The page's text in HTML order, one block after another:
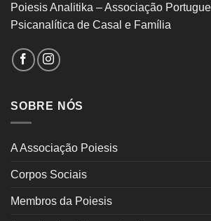
Poiesis Analitika – Associação
Psicanalítica de Casal e Família
SOBRE NÓS
A Associação Poiesis
Corpos Sociais
Membros da Poiesis